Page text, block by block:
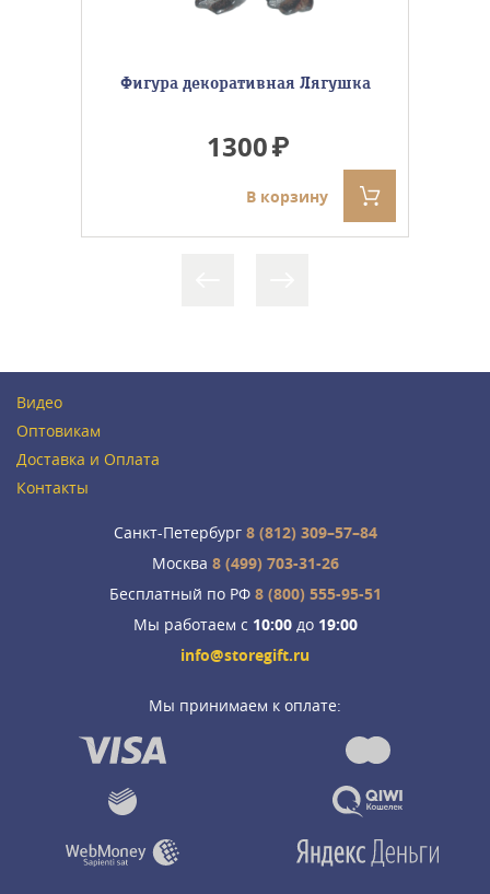
Фигура декоративная Лягушка
1300
В корзину
Видео
Оптовикам
Доставка и Оплата
Контакты
Санкт-Петербург8 (812) 309–57–84
Москва 8 (499) 703-31-26
Бесплатный по РФ8 (800) 555-95-51
Мы работаем с 10:00до 19:00
info@storegift.ru
Мы принимаем к оплате: